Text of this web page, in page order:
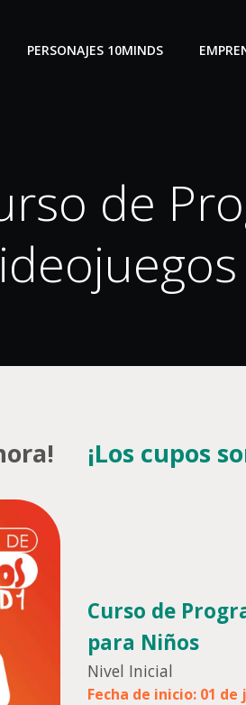
PERSONAJES 10MINDS
de
¡Los cupos
Curso de
para Niños
Nivel Inicial
Fecha de inicio: 01 de